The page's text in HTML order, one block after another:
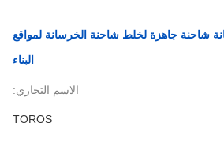
شاحنة جاهزة لخلط شاحنة الخرسانة لمواقع
البناء
الاسم التجاري:
TOROS